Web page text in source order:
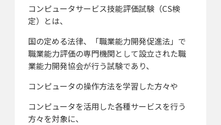
コンピュータサービス技能評価試験（CS検
定）とは、
国の定める法律、「職業能力開発促進法」で
職業能力評価の専門機関として設立された職
業能力開発協会が行う試験であり、
コンピュータの操作方法を学習した方々や
コンピュータを活用した各種サービスを行う
方々を対象に、